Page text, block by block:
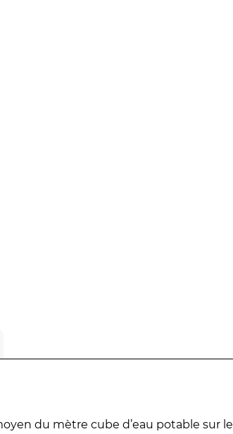
du mètre cube d’eau potable sur le